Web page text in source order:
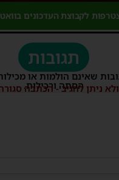
לקבוצת העדכונים
תגובות
שאינם הולמות או מכילות
הסתה ורכילות.
ניתן להגיב - הכתבה סגורה